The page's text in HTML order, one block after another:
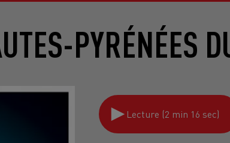
PYRÉNÉES
Lecture (2 min 16 sec)